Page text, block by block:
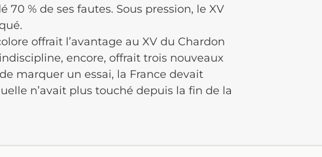
70 % de ses fautes. Sous pression, le XV
offrait l’avantage au XV du Chardon
encore, offrait trois nouveaux
marquer un essai, la France devait
n’avait plus touché depuis la fin de la